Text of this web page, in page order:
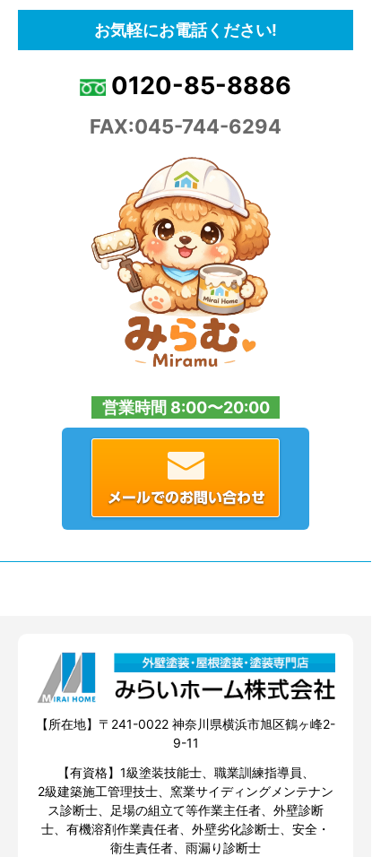
お気軽にお電話ください!
0120-85-8886
FAX:045-744-6294
営業時間 8:00〜20:00
【所在地】〒241-0022 神奈川県横浜市旭区鶴ヶ峰2-
9-11
【有資格】1級塗装技能士、職業訓練指導員、
2級建築施工管理技士、窯業サイディングメンテナン
ス診断士、足場の組立て等作業主任者、外壁診断
士、有機溶剤作業責任者、外壁劣化診断士、安全・
衛生責任者、雨漏り診断士